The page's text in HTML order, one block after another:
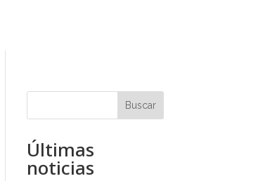
Buscar
Últimas
noticias